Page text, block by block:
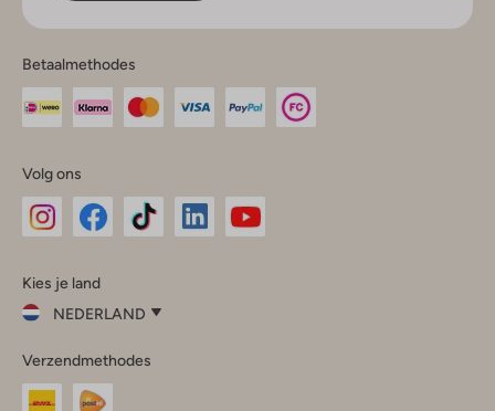
Betaalmethodes
Volg ons
InstagramFacebook
Kies je land
NEDERLAND
je
land
Verzendmethodes